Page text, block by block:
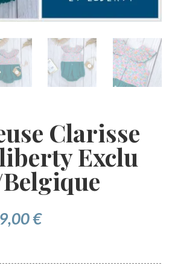
Clarisse
Exclu
€